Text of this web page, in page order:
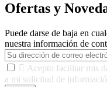
Ofertas y
Puede darse de baja en
nuestra información de
 Acepto facilitar mis
a mi solicitud de